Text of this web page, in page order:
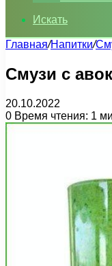
Искать
Главная/Напитки/
Смузи с
20.10.2022
0 Время чтения: 1